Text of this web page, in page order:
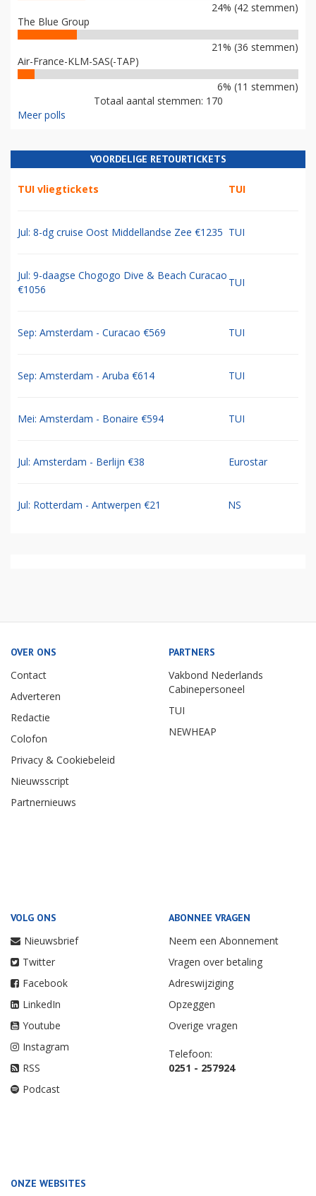
24% (42 stemmen)
The Blue Group
21% (36 stemmen)
Air-France-KLM-SAS(-TAP)
6% (11 stemmen)
Totaal aantal stemmen: 170
Meer polls
VOORDELIGE RETOURTICKETS
TUI vliegtickets TUI
Jul: 8-dg cruise Oost Middellandse Zee €1235 TUI
Jul: 9-daagse Chogogo Dive & Beach Curacao
€1056
TUI
Sep: Amsterdam - Curacao €569 TUI
Sep: Amsterdam - Aruba €614 TUI
Mei: Amsterdam - Bonaire €594 TUI
Jul: Amsterdam - Berlijn €38 Eurostar
Jul: Rotterdam - Antwerpen €21 NS
OVER ONS
Contact
Adverteren
Redactie
Colofon
Privacy & Cookiebeleid
Nieuwsscript
Partnernieuws
PARTNERS
Vakbond Nederlands
Cabinepersoneel
TUI
NEWHEAP
VOLG ONS
Nieuwsbrief
Twitter
Facebook
LinkedIn
Youtube
Instagram
RSS
Podcast
ABONNEE VRAGEN
Neem een Abonnement
Vragen over betaling
Adreswijziging
Opzeggen
Overige vragen
Telefoon:
0251 - 257924
ONZE WEBSITES